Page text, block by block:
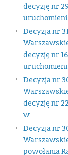
decyzję nr
Decyzja nr
decyzję nr
Decyzja nr
decyzję nr
w...
Decyzja nr
powołania